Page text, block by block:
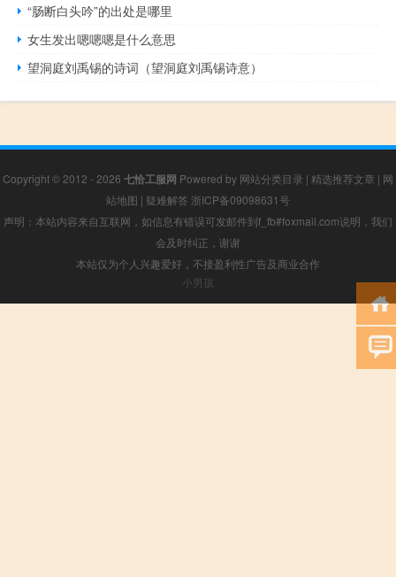
“肠断白头吟”的出处是哪里
女生发出嗯嗯嗯是什么意思
望洞庭刘禹锡的诗词（望洞庭刘禹锡诗意）
Copyright © 2012 - 2026 七恰工服网 Powered by 网站分类目录 | 精选推荐文章 | 网
站地图 | 疑难解答 浙ICP备09098631号
声明：本站内容来自互联网，如信息有错误可发邮件到f_fb#foxmail.com说明，我们
会及时纠正，谢谢
本站仅为个人兴趣爱好，不接盈利性广告及商业合作
小男孩